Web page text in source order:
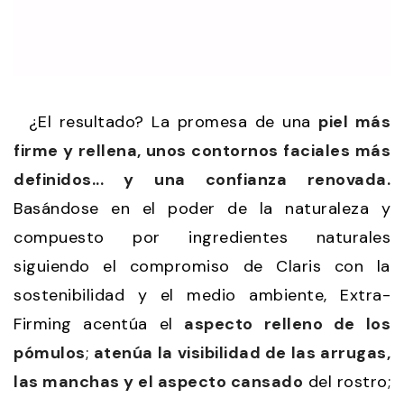
¿El resultado? La promesa de una piel más
firme y rellena, unos contornos faciales más
definidos... y una confianza renovada.
Basándose en el poder de la naturaleza y
compuesto por ingredientes naturales
siguiendo el compromiso de Claris con la
sostenibilidad y el medio ambiente, Extra-
Firming acentúa el aspecto relleno de los
pómulos; atenúa la visibilidad de las arrugas,
las manchas y el aspecto cansado del rostro;